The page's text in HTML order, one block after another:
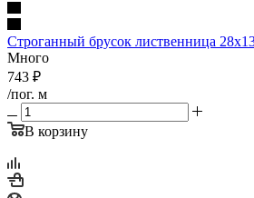
Строганный брусок лиственница
Много
743 ₽
/пог. м
В корзину